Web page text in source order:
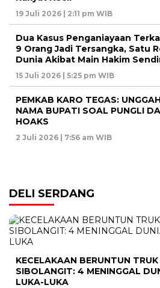
19 Juli 2026 | 2:11 pm WIB
Dua Kasus Penganiayaan
9 Orang Jadi Tersangka, Satu
Dunia Akibat Main Hakim
15 Juli 2026 | 5:25 pm WIB
PEMKAB KARO TEGAS:
NAMA BUPATI SOAL PUNGLI
HOAKS
2 Juli 2026 | 7:56 am WIB
DELI SERDANG
KECELAKAAN BERUNTUN
SIBOLANGIT: 4 MENINGGAL
LUKA-LUKA